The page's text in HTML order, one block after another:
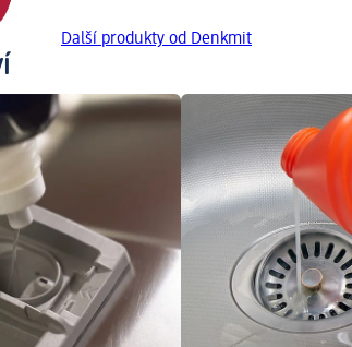
Další produkty od Denkmit